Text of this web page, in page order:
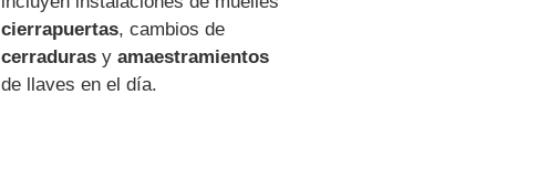
cierrapuertas, cambios de
cerraduras y amaestramientos
de llaves en el día.